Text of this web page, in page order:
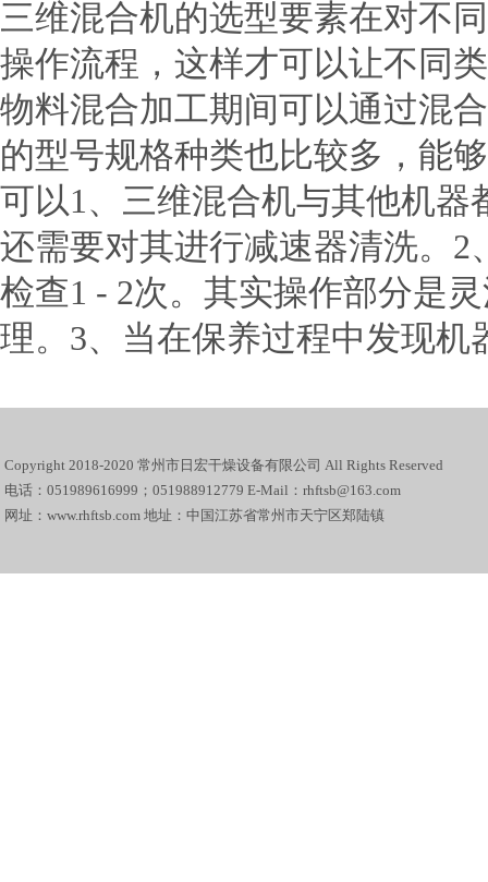
三维混合机的选型要素在对不
操作流程，这样才可以让不同
物料混合加工期间可以通过混
的型号规格种类也比较多，能
可以1、三维混合机与其他机
还需要对其进行减速器清洗。
检查1 - 2次。其实操作部分是
理。3、当在保养过程中发现
Copyright 2018-2020 常州市日宏干燥设备有限公司 All Rights Reserved
电话：051989616999；051988912779 E-Mail：rhftsb@163.com
网址：www.rhftsb.com 地址：中国江苏省常州市天宁区郑陆镇